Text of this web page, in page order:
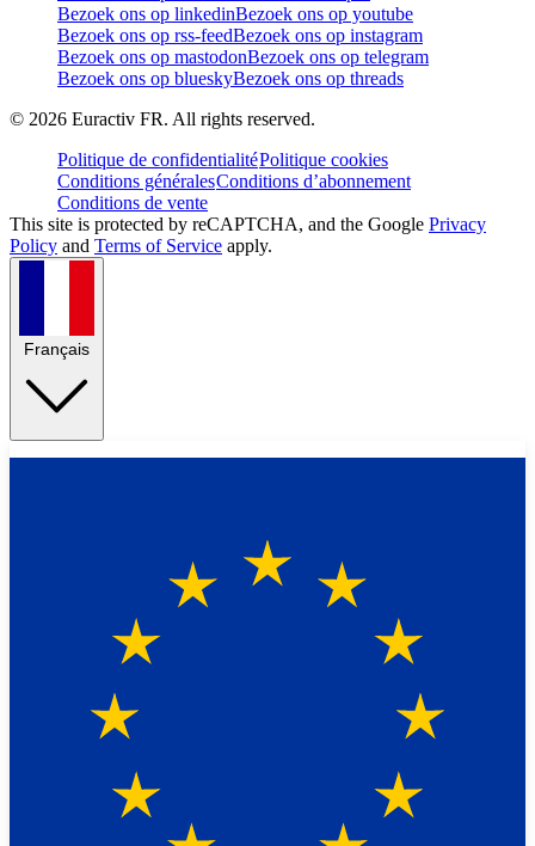
Bezoek ons op linkedinBezoek ons op youtube
Bezoek ons op rss-feedBezoek ons op instagram
Bezoek ons op mastodonBezoek ons op telegram
Bezoek ons op blueskyBezoek ons op threads
© 2026 Euractiv FR. All rights reserved.
Politique de confidentialitéPolitique cookies
Conditions généralesConditions d’abonnement
Conditions de vente
This site is protected by reCAPTCHA, and the Google Privacy
Policy and Terms of Service apply.
Français